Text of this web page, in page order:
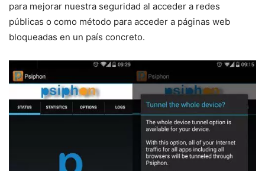
para mejorar nuestra seguridad al acceder a redes
públicas o como método para acceder a páginas web
bloqueadas en un país concreto.